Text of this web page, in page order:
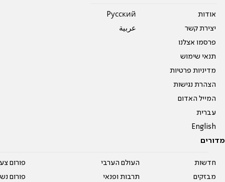
אודות
יצירת קשר
פרסמו אצלנו
תנאי שימוש
מדיניות פרטיות
הצהרת נגישות
המייל האדום
עברית
English
Pусский
عربية
מדורים
חדשות
מבזקים
העולם הערבי
תרבות ופנאי
פורום
פורום